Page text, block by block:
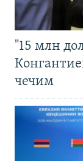
"15 млн
чечим